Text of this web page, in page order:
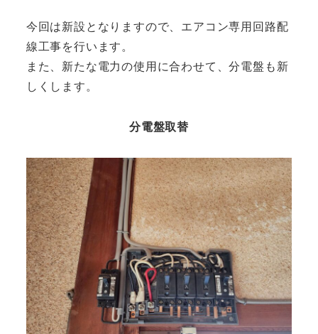
今回は新設となりますので、エアコン専用回路配
線工事を行います。
また、新たな電力の使用に合わせて、分電盤も新
しくします。
分電盤取替